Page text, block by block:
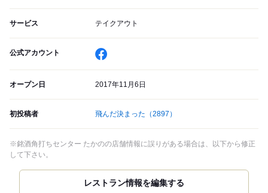
サービス テイクアウト
公式アカウント
オープン日 2017年11月6日
初投稿者 飛んだ決まった （2897）
※銘酒角打ちセンター たかのの店舗情報に誤りがある場合は、以下から修正
して下さい。
レストラン情報を編集する